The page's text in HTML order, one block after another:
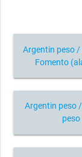
Argentin peso /
Fomento
Argentin peso
peso